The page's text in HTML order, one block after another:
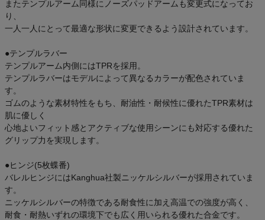
またテンプルアーム同様にノーズパッドアームも変更式になってお
り、
一人一人にとって最適な形状に変更できるよう設計されています。
●テンプルラバー
テンプルアーム内側にはTPRを採用。
テンプルラバーはモデルによって異なるカラーが配色されていま
す。
ゴムのような素材特性をもち、耐油性・耐候性に優れたTPR素材は
肌に優しく
心地よいフィット感とアクティブな使用シーンにも対応する優れた
グリップ力を実現します。
●ヒンジ(5枚蝶番)
バレルヒンジにはKanghua社製ニッケルシルバーが採用されていま
す。
ニッケルシルバーの特徴である耐食性に加え高温での強度が高く、
耐食・耐熱いずれの環境下でも広く用いられる優れた合金です。